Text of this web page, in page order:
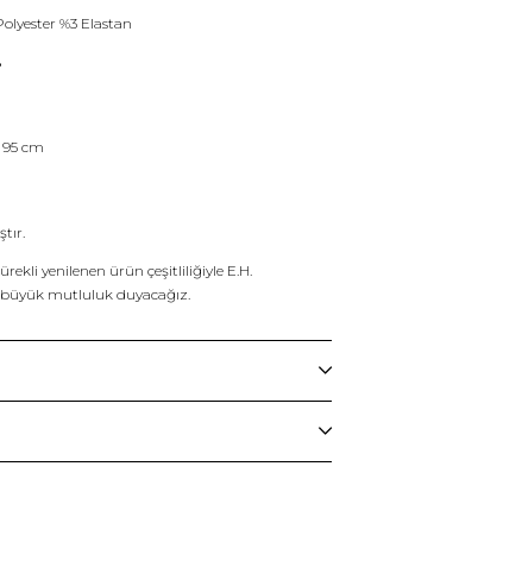
%3 Elastan
cm
yenilenen ürün çeşitliliğiyle E.H.
mutluluk duyacağız.